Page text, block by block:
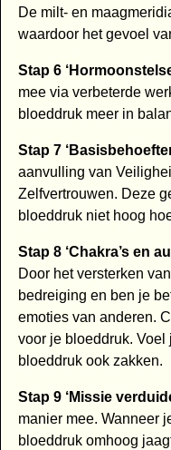
De milt- en
waardoor het gevoel
Stap 6
mee via verbeterde
bloeddruk meer in
Stap 7
aanvulling van
Zelfvertrouwen. Deze
bloeddruk niet hoog
Stap 8 ‘Chakra’s en
Door het versterken
bedreiging en ben je
emoties van anderen.
voor je bloeddruk.
bloeddruk ook zakken.
Stap 9 ‘Missie
manier mee. Wanneer
bloeddruk omhoog